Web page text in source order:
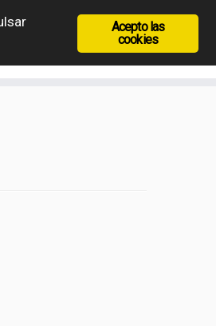
Hungría
RumaníaAcepto las
cookies